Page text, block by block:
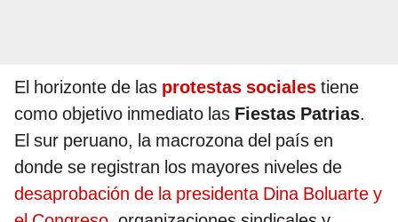
El horizonte de las protestas sociales tiene
como objetivo inmediato las Fiestas Patrias.
El sur peruano, la macrozona del país en
donde se registran los mayores niveles de
desaprobación de la presidenta Dina Boluarte y